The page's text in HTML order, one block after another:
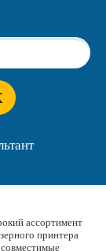
ассортимент
принтера